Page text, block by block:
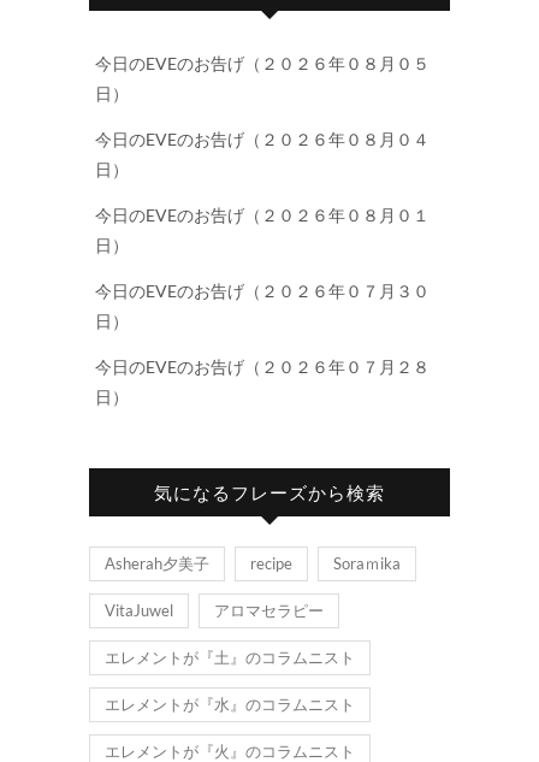
今日のEVEのお告げ（２０２６年０８月０５
日）
今日のEVEのお告げ（２０２６年０８月０４
日）
今日のEVEのお告げ（２０２６年０８月０１
日）
今日のEVEのお告げ（２０２６年０７月３０
日）
今日のEVEのお告げ（２０２６年０７月２８
日）
気になるフレーズから検索
Asherah夕美子 recipe Soraｍika
VitaJuwel アロマセラピー
エレメントが『土』のコラムニスト
エレメントが『水』のコラムニスト
エレメントが『火』のコラムニスト